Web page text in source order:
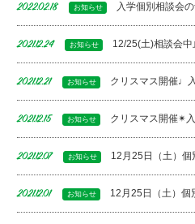
2022.02.18 お知らせ 入学個別相談会
2021.12.24 お知らせ 12/25(土)相談会
2021.12.21 お知らせ クリスマス開催♩
2021.12.15 お知らせ クリスマス開催✴︎
2021.12.07 お知らせ 12月25日（土）個
2021.12.01 お知らせ 12月25日（土）個